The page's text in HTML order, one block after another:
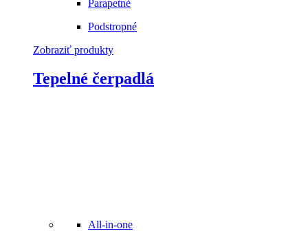
Parapetné
Podstropné
Zobraziť produkty
Tepelné čerpadlá
All-in-one